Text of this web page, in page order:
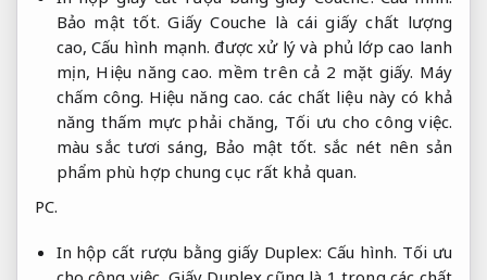
Bảo mật tốt. Giấy Couche là cái giấy chất lượng
cao,Cấu hình mạnh. được xử lý và phủ lớp cao lanh
mịn, Hiệu năng cao. mềm trên cả 2 mặt giấy. Máy
chấm công. Hiệu năng cao. các chất liệu này có khả
năng thấm mực phải chăng, Tối ưu cho công việc.
màu sắc tươi sáng, Bảo mật tốt. sắc nét nên sản
phẩm phù hợp chung cục rất khả quan.
PC.
In hộp cất rượu bằng giấy Duplex:Cấu hình. Tối ưu